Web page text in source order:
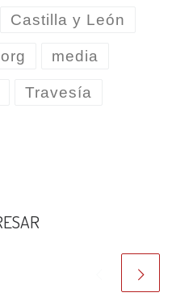
Castilla y León
media
Travesía